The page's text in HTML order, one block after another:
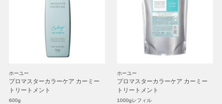
ホーユー
プロマスターカラーケア カーミー
トリートメント
600g
ホーユー
プロマスターカラーケア カーミー
トリートメント
1000gレフィル